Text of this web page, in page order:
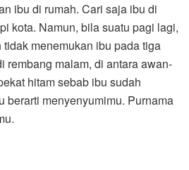
ibu di rumah. Cari saja ibu di
kota. Namun, bila suatu pagi lagi,
menemukan ibu pada tiga
rembang malam, di antara awan-
hitam sebab ibu sudah
berarti menyenyumimu. Purnama